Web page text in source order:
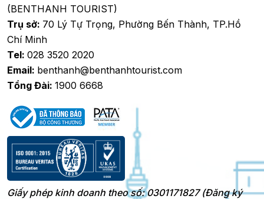
(BENTHANH TOURIST)
Trụ sở: 70 Lý Tự Trọng, Phường Bến Thành, TP.Hồ
Chí Minh
Tel: 028 3520 2020
Email: benthanh@benthanhtourist.com
Tổng Đài: 1900 6668
Giấy phép kinh doanh theo số: 0301171827 (Đăng ký